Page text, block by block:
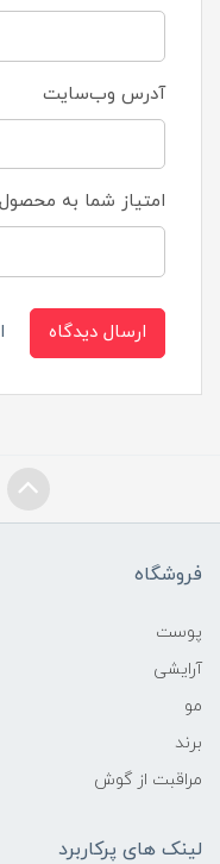
آدرس وب‌سایت
امتیاز شما به محصول
ارسال دیدگاه
فروشگاه
پوست
آرایشی
مو
برند
مراقبت از گوش
لینک های پرکاربرد